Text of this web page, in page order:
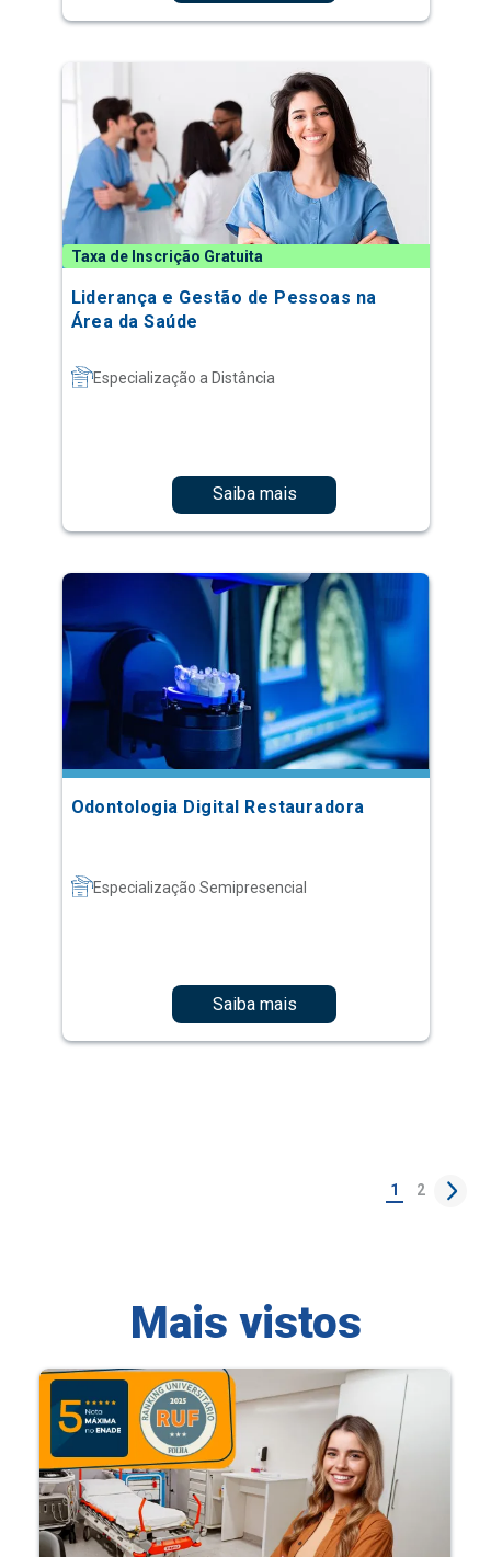
Taxa de Inscrição Gratuita
Liderança e Gestão de Pessoas na
Área da Saúde
Especialização a Distância
Saiba mais
Odontologia Digital Restauradora
Especialização Semipresencial
Saiba mais
1 2
Mais vistos